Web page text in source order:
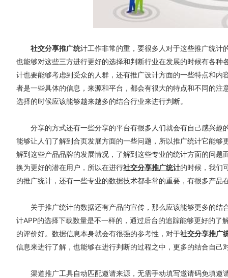
社交分享推广统计工作非常的重，要很多人对于这些推广统计
也能够对这些三方进行更好的选择和判断行业在发展的时候有各
计也要能够考虑到受众的人群，还有推广设计方面的一些特点和
者是一些具体的信息，来源和平台，都会有很大的特点和不同的
选择的时候应该能够越来越多的结合行业来进行判断。
分享的方式还有一些分享的平台有很多人们就会有自己感兴趣
能够让人们了解到合页发展方面的一些问题，所以推广统计它能
解到这些产品品牌的发展情况，了解到这些专业的统计方面的问
换为更好的潜在用户，所以在进行社交分享推广统计的时候，我们
的推广统计，还有一些专业的数据技术都非常的重要，有很多产
关于推广统计的数据还有产品的宣传，那么应该能够更多的结
计APP的选择下载数量是不一样的，通过后台的追踪能够更好的
的评价好。数据信息本身就会有很强的参考性，对于社交分享推广
信息来进行了解，也能够在进行判断的过程之中，更多的结合自
渠道推广工具自动匹配邀请来源，无需手动填写邀请码免填邀